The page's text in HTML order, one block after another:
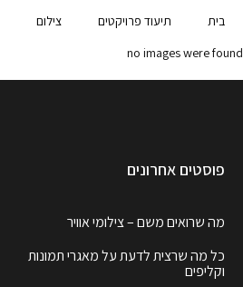
בית תיעוד פרויקטים צילום
no images were found
פוסטים אחרונים
מה שרואים משם – צילומי אוויר
כל מה שרצית לדעת על מאגרי תמונות
וקליפים